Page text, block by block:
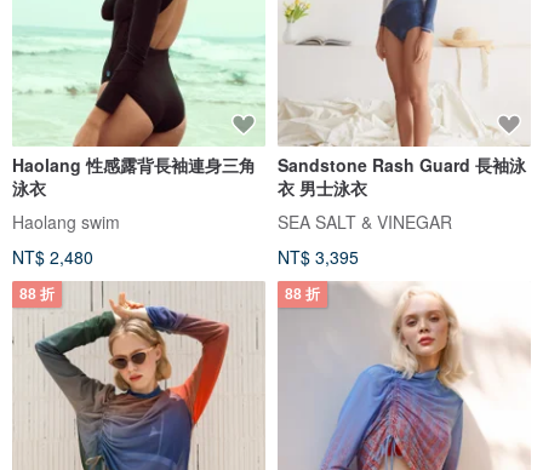
Haolang 性感露背長袖連身三角
泳衣
Haolang swim
NT$ 2,480
Sandstone Rash Guard 長袖泳
衣 男士泳衣
SEA SALT & VINEGAR
NT$ 3,395
88 折 88 折